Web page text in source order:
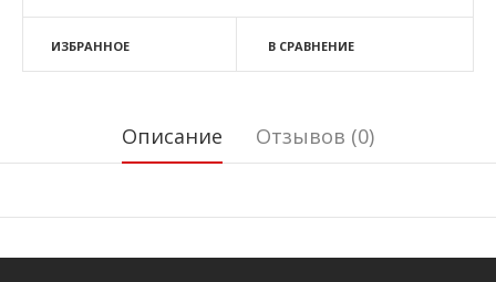
ИЗБРАННОЕ В СРАВНЕНИЕ
Описание Отзывов (0)